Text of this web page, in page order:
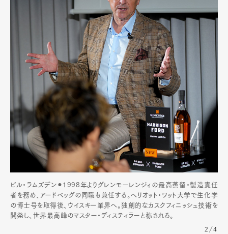
Art&DesignWatchFashion
GourmetCars
ProductCultureLifestyle
ビル・ラムズデン⚫︎1998年よりグレンモーレンジィの最高蒸留・製造責任
者を務め、アードベッグの同職も兼任する。ヘリオット・ワット大学で生化学
の博士号を取得後、ウイスキー業界へ。独創的なカスクフィニッシュ技術を
開発し、世界最高峰のマスター・ディスティラーと称される。
2/4